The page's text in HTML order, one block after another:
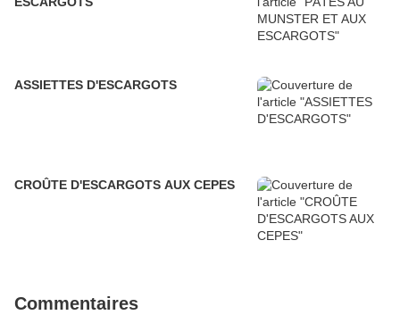
ASSIETTES D'ESCARGOTS
CROÛTE D'ESCARGOTS AUX CEPES
Commentaires